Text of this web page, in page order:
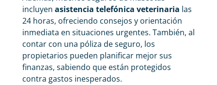
incluyen asistencia telefónica veterinaria las
24 horas, ofreciendo consejos y orientación
inmediata en situaciones urgentes. También, al
contar con una póliza de seguro, los
propietarios pueden planificar mejor sus
finanzas, sabiendo que están protegidos
contra gastos inesperados.